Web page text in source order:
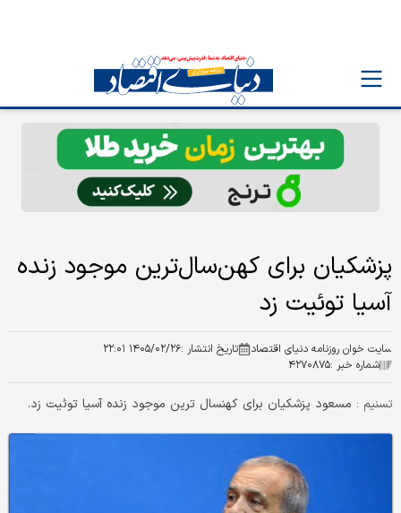
پزشکیان برای کهن‌سال‌ترین موجود زنده
آسیا توئیت زد
سایت خوان روزنامه دنیای اقتصاد تاریخ انتشار :۱۴۰۵/۰۲/۲۶ ۲۲:۰۱
شماره خبر :۴۲۷۰۸۷۵
تسنیم : مسعود پزشکیان برای کهنسال ترین موجود زنده آسیا توئیت زد.